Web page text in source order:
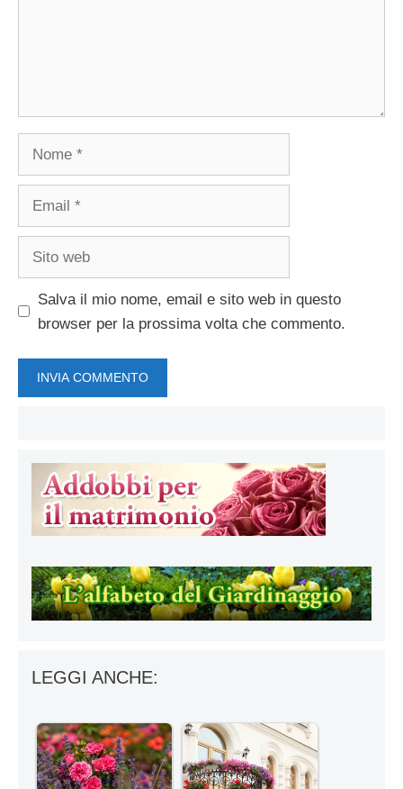
Salva il mio nome, email e sito web in questo
browser per la prossima volta che commento.
LEGGI ANCHE: